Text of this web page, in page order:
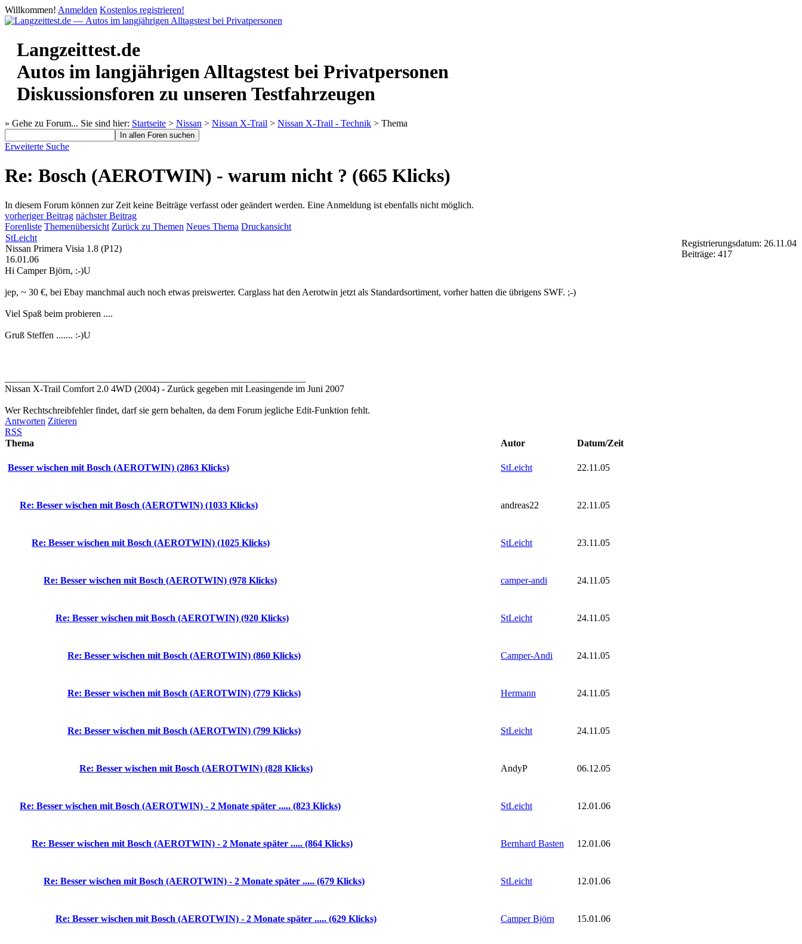
Willkommen! Anmelden Kostenlos registrieren!
Langzeittest.de
Autos im langjährigen Alltagstest bei Privatpersonen
Diskussionsforen zu unseren Testfahrzeugen
» Gehe zu Forum... Sie sind hier: Startseite > Nissan > Nissan X-Trail > Nissan X-Trail - Technik > Thema
Erweiterte Suche
Re: Bosch (AEROTWIN) - warum nicht ? (665 Klicks)
In diesem Forum können zur Zeit keine Beiträge verfasst oder geändert werden. Eine Anmeldung ist ebenfalls nicht möglich.
vorheriger Beitrag nächster Beitrag
Forenliste Themenübersicht Zurück zu Themen Neues Thema Druckansicht
StLeicht
Nissan Primera Visia 1.8 (P12)
16.01.06
Registrierungsdatum: 26.11.04
Beiträge: 417
Hi Camper Björn, :-)U
jep, ~ 30 €, bei Ebay manchmal auch noch etwas preiswerter. Carglass hat den Aerotwin jetzt als Standardsortiment, vorher hatten die übrigens SWF. ;-)
Viel Spaß beim probieren ....
Gruß Steffen ....... :-)U
Nissan X-Trail Comfort 2.0 4WD (2004) - Zurück gegeben mit Leasingende im Juni 2007
Wer Rechtschreibfehler findet, darf sie gern behalten, da dem Forum jegliche Edit-Funktion fehlt.
Antworten Zitieren
RSS
Thema
Autor Datum/Zeit
Besser wischen mit Bosch (AEROTWIN) (2863 Klicks) StLeicht 22.11.05
Re: Besser wischen mit Bosch (AEROTWIN) (1033 Klicks) andreas22 22.11.05
Re: Besser wischen mit Bosch (AEROTWIN) (1025 Klicks) StLeicht 23.11.05
Re: Besser wischen mit Bosch (AEROTWIN) (978 Klicks) camper-andi 24.11.05
Re: Besser wischen mit Bosch (AEROTWIN) (920 Klicks) StLeicht 24.11.05
Re: Besser wischen mit Bosch (AEROTWIN) (860 Klicks) Camper-Andi 24.11.05
Re: Besser wischen mit Bosch (AEROTWIN) (779 Klicks) Hermann 24.11.05
Re: Besser wischen mit Bosch (AEROTWIN) (799 Klicks) StLeicht 24.11.05
Re: Besser wischen mit Bosch (AEROTWIN) (828 Klicks) AndyP 06.12.05
Re: Besser wischen mit Bosch (AEROTWIN) - 2 Monate später ..... (823 Klicks) StLeicht 12.01.06
Re: Besser wischen mit Bosch (AEROTWIN) - 2 Monate später ..... (864 Klicks) Bernhard Basten 12.01.06
Re: Besser wischen mit Bosch (AEROTWIN) - 2 Monate später ..... (679 Klicks) StLeicht 12.01.06
Re: Besser wischen mit Bosch (AEROTWIN) - 2 Monate später ..... (629 Klicks) Camper Björn 15.01.06